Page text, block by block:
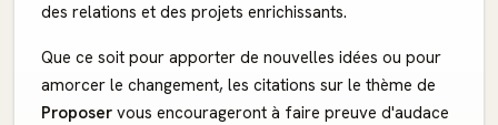
des relations et des projets enrichissants.
Que ce soit pour apporter de nouvelles idées ou pour
amorcer le changement, les citations sur le thème de
Proposer vous encourageront à faire preuve d'audace